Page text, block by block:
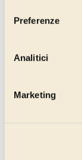
Preferenze
Analitici
Marketing